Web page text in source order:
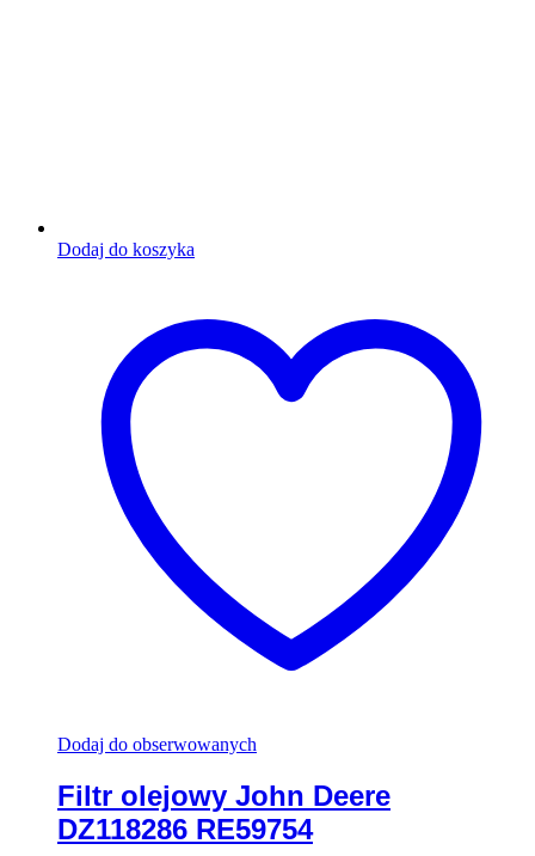
Dodaj do koszyka
Dodaj do obserwowanych
Filtr olejowy John Deere
DZ118286 RE59754